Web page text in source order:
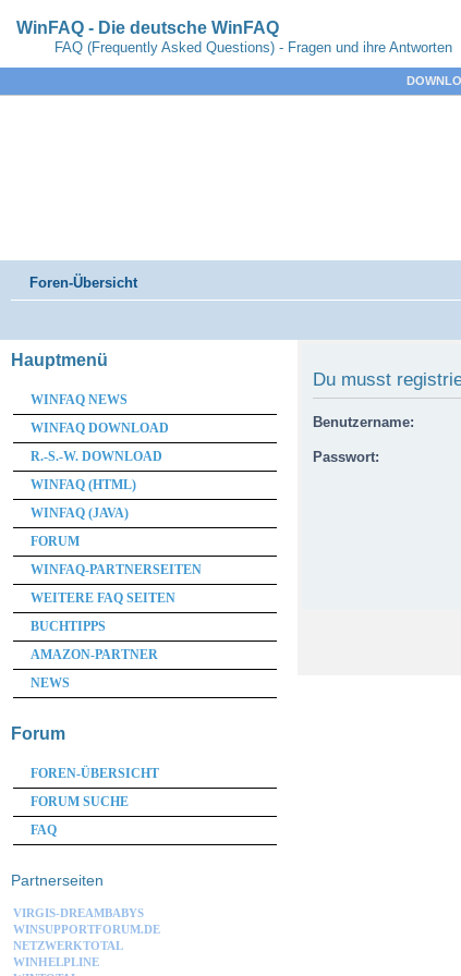
WinFAQ - Die deutsche WinFAQ
FAQ (Frequently Asked Questions) - Fragen und ihre Antworten
Foren-Übersicht
Du musst
Benutzername:
Passwort:
Hauptmenü
WINFAQ NEWS
WINFAQ DOWNLOAD
R.-S.-W. DOWNLOAD
WINFAQ (HTML)
WINFAQ (JAVA)
FORUM
WINFAQ-PARTNERSEITEN
WEITERE FAQ SEITEN
BUCHTIPPS
AMAZON-PARTNER
NEWS
Forum
FOREN-ÜBERSICHT
FORUM SUCHE
FAQ
Partnerseiten
VIRGIS-DREAMBABYS
WINSUPPORTFORUM.DE
NETZWERKTOTAL
WINHELPLINE